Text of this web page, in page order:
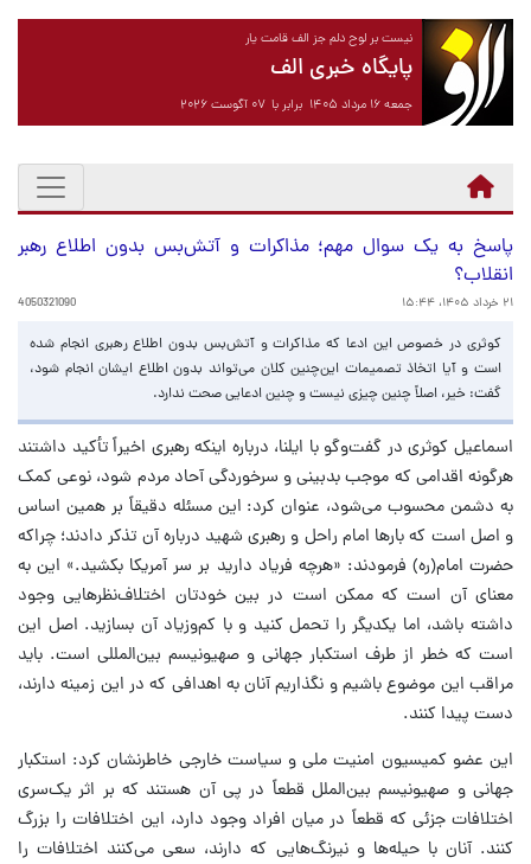
نیست بر لوح دلم جز الف قامت یار
پایگاه خبری الف
جمعه ۱۶ مرداد ۱۴۰۵ برابر با ۰۷ آگوست ۲۰۲۶
پاسخ به یک سوال مهم؛ مذاکرات و آتش‌بس بدون اطلاع رهبر
انقلاب؟
۲۱ خرداد ۱۴۰۵، ۱۵:۴۴ 4050321090
کوثری در خصوص این ادعا که مذاکرات و آتش‌بس بدون اطلاع رهبری انجام شده
است و آیا اتخاذ تصمیمات این‌چنین کلان می‌تواند بدون اطلاع ایشان انجام شود،
گفت: خیر، اصلاً چنین چیزی نیست و چنین ادعایی صحت ندارد.
اسماعیل کوثری در گفت‌وگو با ایلنا، درباره اینکه رهبری اخیراً تأکید داشتند
هرگونه اقدامی که موجب بدبینی و سرخوردگی آحاد مردم شود، نوعی کمک
به دشمن محسوب می‌شود، عنوان کرد: این مسئله دقیقاً بر همین اساس
و اصل است که بارها امام راحل و رهبری شهید درباره آن تذکر دادند؛ چراکه
حضرت امام(ره) فرمودند: «هرچه فریاد دارید بر سر آمریکا بکشید.» این به
معنای آن است که ممکن است در بین خودتان اختلاف‌نظرهایی وجود
داشته باشد، اما یکدیگر را تحمل کنید و با کم‌وزیاد آن بسازید. اصل این
است که خطر از طرف استکبار جهانی و صهیونیسم بین‌المللی است. باید
مراقب این موضوع باشیم و نگذاریم آنان به اهدافی که در این زمینه دارند،
دست پیدا کنند.
این عضو کمیسیون امنیت ملی و سیاست خارجی خاطرنشان کرد: استکبار
جهانی و صهیونیسم بین‌الملل قطعاً در پی آن هستند که بر اثر یک‌سری
اختلافات جزئی که قطعاً در میان افراد وجود دارد، این اختلافات را بزرگ
کنند. آنان با حیله‌ها و نیرنگ‌هایی که دارند، سعی می‌کنند اختلافات را